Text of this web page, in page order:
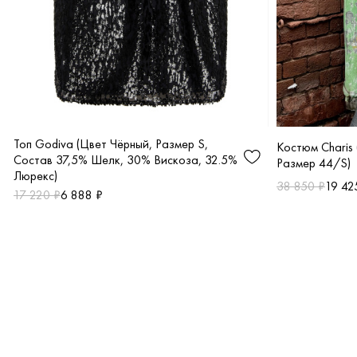
Топ Godiva (Цвет Чёрный, Размер S,
Состав 37,5% Шелк, 30% Вискоза, 32.5%
Люрекс)
17 220 ₽6 888 ₽
Костюм
Размер 44/S)
38 850 ₽19